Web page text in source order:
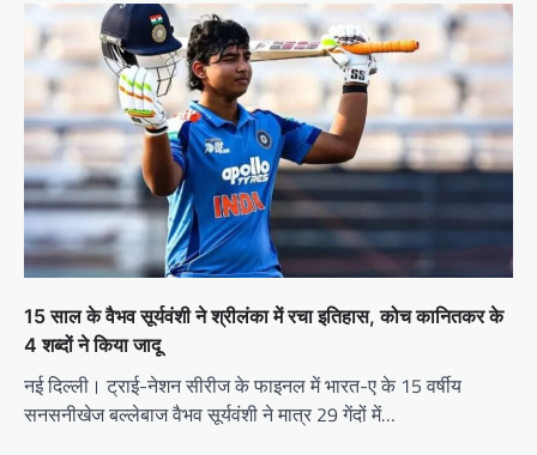
15 साल के वैभव सूर्यवंशी ने श्रीलंका में रचा इतिहास, कोच कानितकर के
4 शब्दों ने किया जादू
नई दिल्ली। ट्राई-नेशन सीरीज के फाइनल में भारत-ए के 15 वर्षीय
सनसनीखेज बल्लेबाज वैभव सूर्यवंशी ने मात्र 29 गेंदों में…